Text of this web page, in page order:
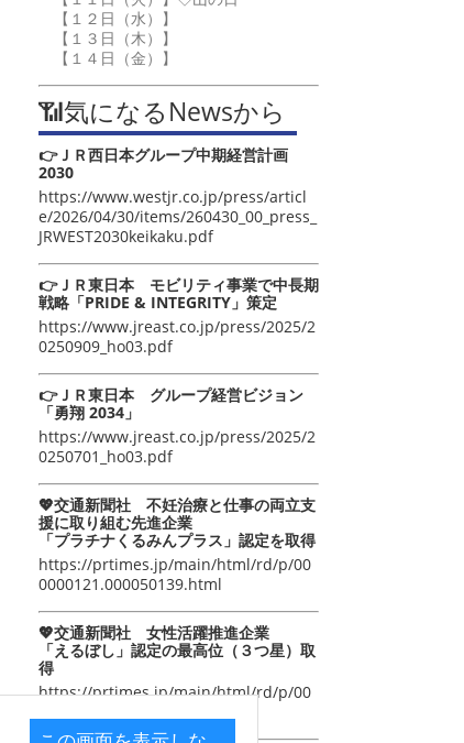
【１２日（水）】
【１３日（木）】
【１４日（金）】
📶気になるNewsから
👉ＪＲ西日本グループ中期経営計画
2030
https://www.westjr.co.jp/press/articl
e/2026/04/30/items/260430_00_press_
JRWEST2030keikaku.pdf
👉ＪＲ東日本 モビリティ事業で中長期
戦略「PRIDE & INTEGRITY」策定
https://www.jreast.co.jp/press/2025/2
0250909_ho03.pdf
👉ＪＲ東日本 グループ経営ビジョン
「勇翔 2034」
https://www.jreast.co.jp/press/2025/2
0250701_ho03.pdf
💖交通新聞社 不妊治療と仕事の両立支
援に取り組む先進企業
「プラチナくるみんプラス」認定を取得
https://prtimes.jp/main/html/rd/p/00
0000121.000050139.html
💖交通新聞社 女性活躍推進企業
「えるぼし」認定の最高位（３つ星）取
得
https://prtimes.jp/main/html/rd/p/00